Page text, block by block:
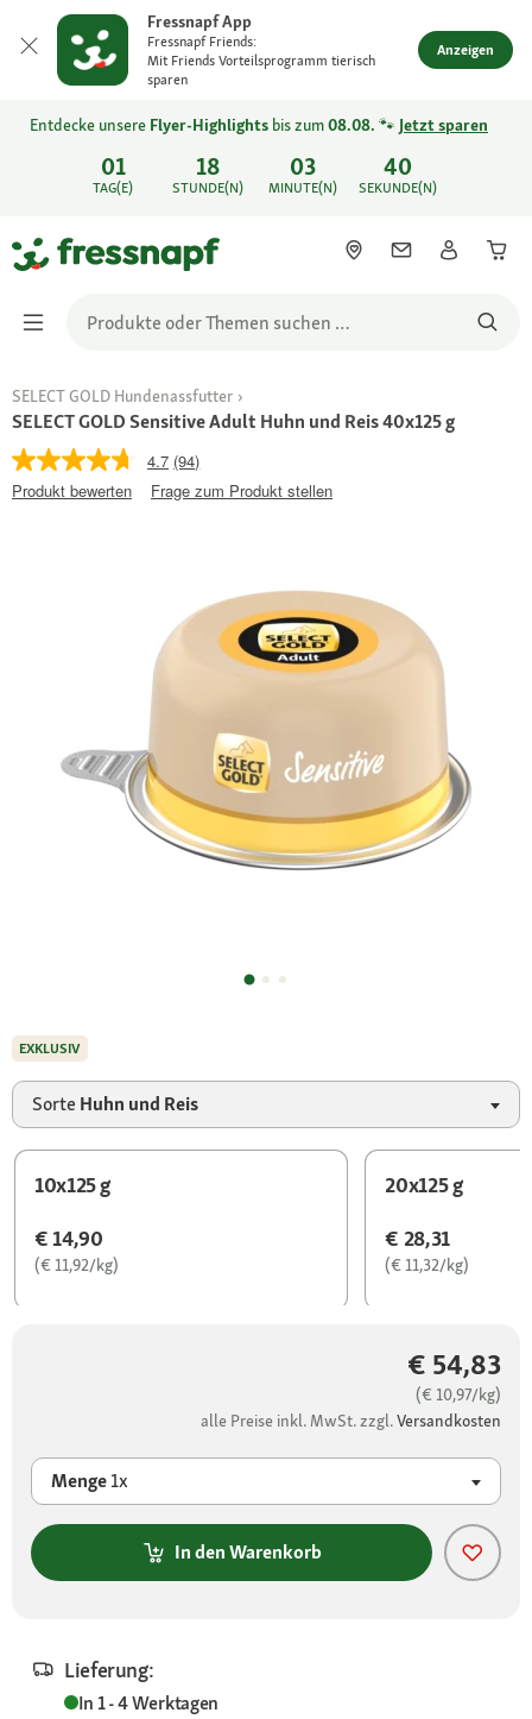
Fressnapf App
Fressnapf Friends:
Mit Friends Vorteilsprogramm tierisch
sparen
Anzeigen
01
TAG(E)
18
STUNDE(N)
03
MINUTE(N)
40
SEKUNDE(N)
Entdecke unsere Flyer-Highlights bis zum08.08. 🐾 Jetzt sparen
SELECT GOLD Hundenassfutter
SELECT GOLD Sensitive Adult Huhn und Reis 40x125 g
4.7 (94)
Produkt bewerten
Frage zum Produkt stellen
Sorte Huhn und Reis
10x125 g
€ 14,90
(€ 11,92/kg)
20x125 g
€ 28,31
(€ 11,32/kg)
€ 54,83
(€ 10,97/kg)
alle Preise inkl. MwSt. zzgl.Versandkosten
Menge1x
In den Warenkorb
Lieferung:
In 1 - 4 Werktagen
EXKLUSIV